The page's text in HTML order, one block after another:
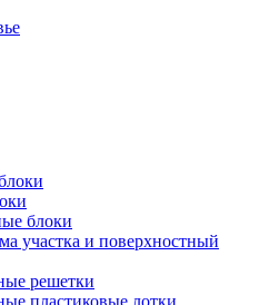
блоки
участка и поверхностный
решетки
пластиковые лотки